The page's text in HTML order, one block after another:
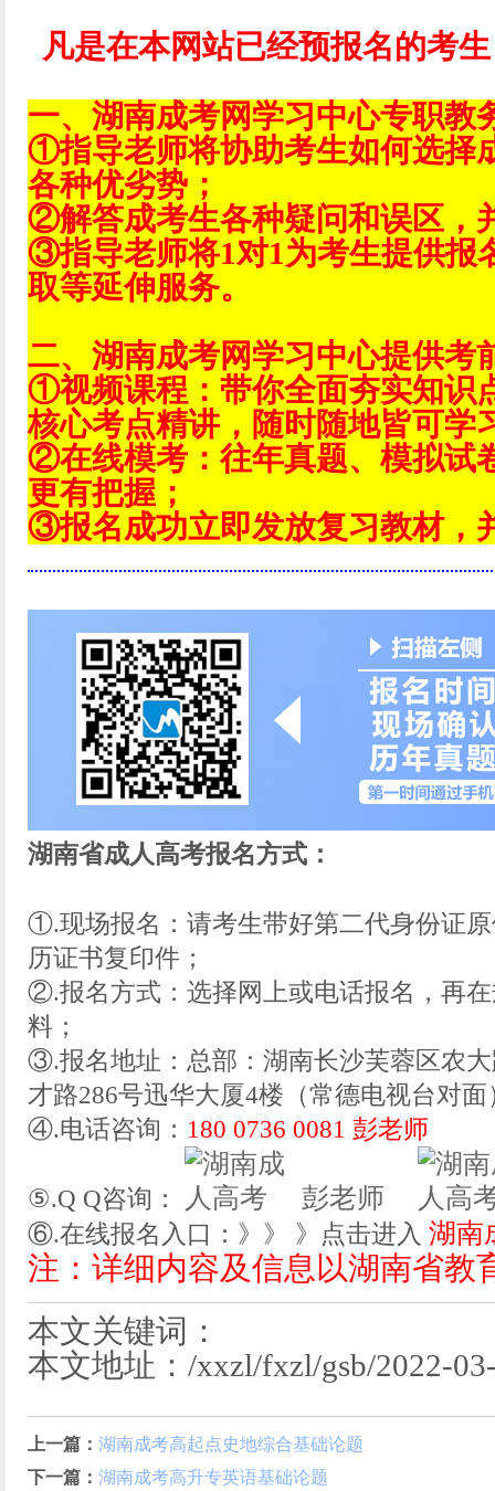
凡是在本网站已经预报名的考
一、湖南成考网学习中心专职教
①指导老师将协助考生如何选择
各种优劣势；
②解答成考生各种疑问和误区，
③指导老师将1对1为考生提供报
取等延伸服务。
二、湖南成考网学习中心提供考
①视频课程：带你全面夯实知识
核心考点精讲，随时随地皆可学
②在线模考：往年真题、模拟试
更有把握；
③报名成功立即发放复习教材，
湖南省成人高考报名方式：
①.现场报名：请考生带好第二代身份证
历证书复印件；
②.报名方式：选择网上或电话报名，再
料；
③.报名地址：总部：湖南长沙芙蓉区农
才路286号迅华大厦4楼（常德电视台对面
④.电话咨询： 180 0736 0081 彭老师
⑤.Q Q咨询： 彭老师
⑥.在线报名入口：》》 》点击进入 湖南
注：详细内容及信息以湖南省教
本文关键词：
本文地址：/xxzl/fxzl/gsb/2022-
上一篇： 湖南成考高起点史地综合基础论题
下一篇： 湖南成考高升专英语基础论题